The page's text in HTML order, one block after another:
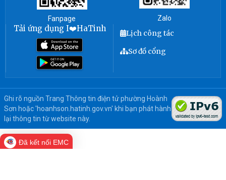
Fanpage Zalo
Tải ứng dụng I❤️HaTinh
Lịch công tác
Sơ đồ cổng
Ghi rõ nguồn Trang Thông tin điện tử phường Hoành
Sơn hoặc 'hoanhson.hatinh.gov.vn' khi bạn phát hành
lại thông tin từ website này.
Đã kết nối EMC